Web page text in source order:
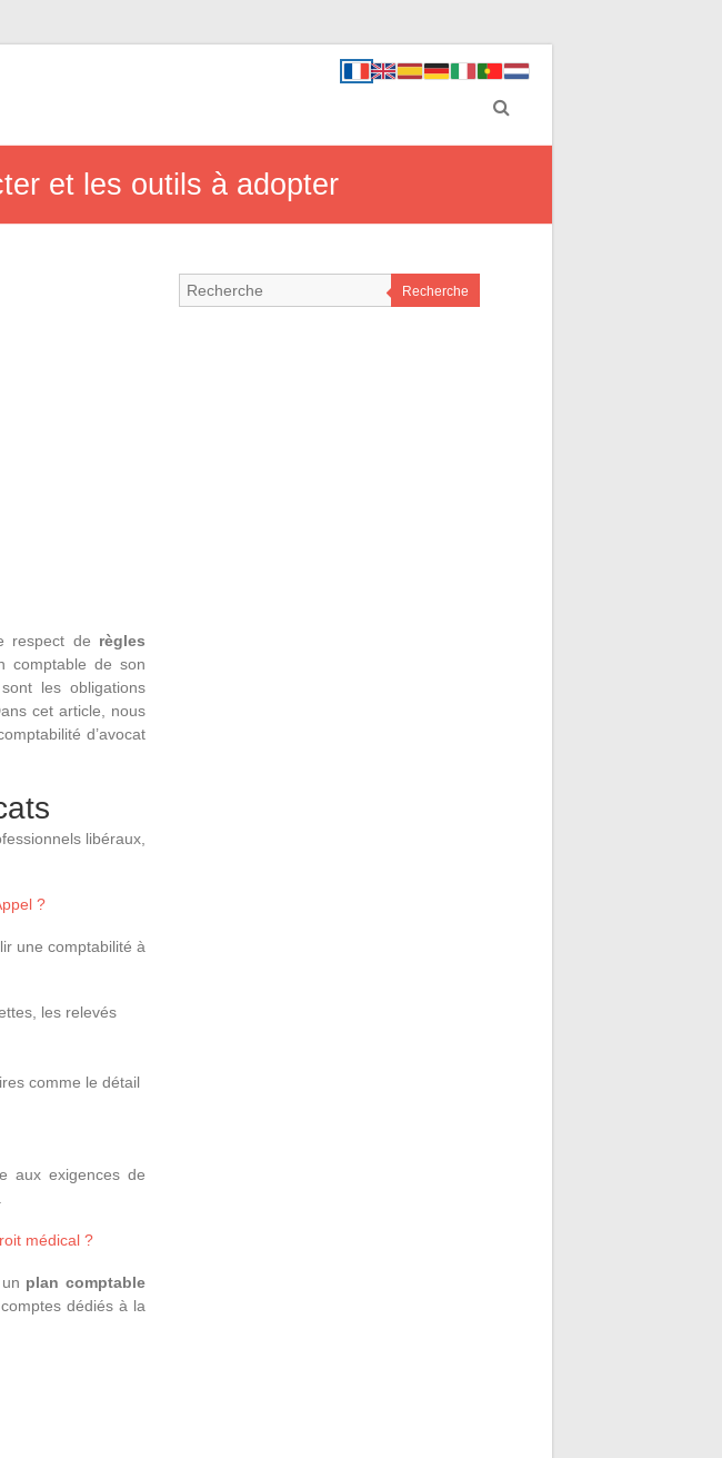
et les outils à adopter
respect de règles
comptable de son
les obligations
cet article, nous
d’avocat
libéraux,
?
une comptabilité à
les relevés
comme le détail
aux exigences de
médical ?
plan comptable
dédiés à la
Recherche